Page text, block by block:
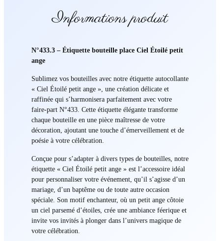
Informations produit
N°433.3 – Étiquette bouteille place Ciel Étoilé petit
ange
Sublimez vos bouteilles avec notre étiquette autocollante
« Ciel Étoilé petit ange », une création délicate et
raffinée qui s’harmonisera parfaitement avec votre
faire-part N°433. Cette étiquette élégante transforme
chaque bouteille en une pièce maîtresse de votre
décoration, ajoutant une touche d’émerveillement et de
poésie à votre célébration.
Conçue pour s’adapter à divers types de bouteilles, notre
étiquette « Ciel Étoilé petit ange » est l’accessoire idéal
pour personnaliser votre événement, qu’il s’agisse d’un
mariage, d’un baptême ou de toute autre occasion
spéciale. Son motif enchanteur, où un petit ange côtoie
un ciel parsemé d’étoiles, crée une ambiance féerique et
invite vos invités à plonger dans l’univers magique de
votre célébration.